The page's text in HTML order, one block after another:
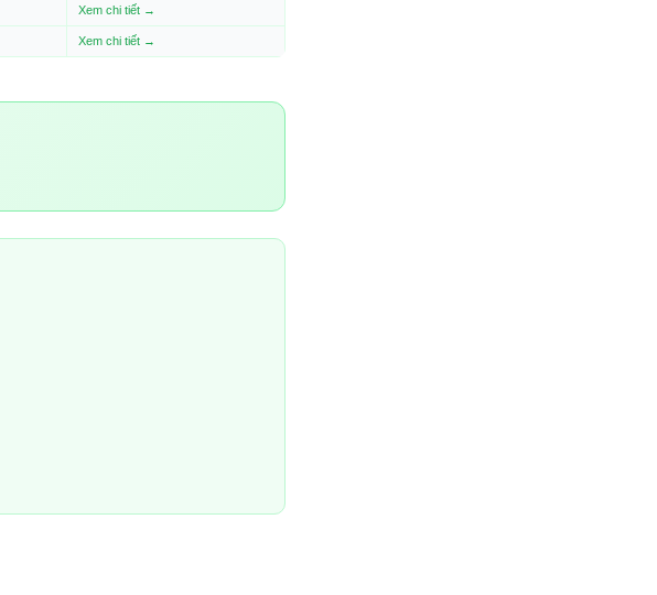
Xem chi tiết →
Xem chi tiết →